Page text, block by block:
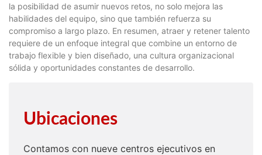
la posibilidad de asumir nuevos retos, no solo mejora las
habilidades del equipo, sino que también refuerza su
compromiso a largo plazo. En resumen, atraer y retener talento
requiere de un enfoque integral que combine un entorno de
trabajo flexible y bien diseñado, una cultura organizacional
sólida y oportunidades constantes de desarrollo.
Ubicaciones
Contamos con nueve centros ejecutivos en